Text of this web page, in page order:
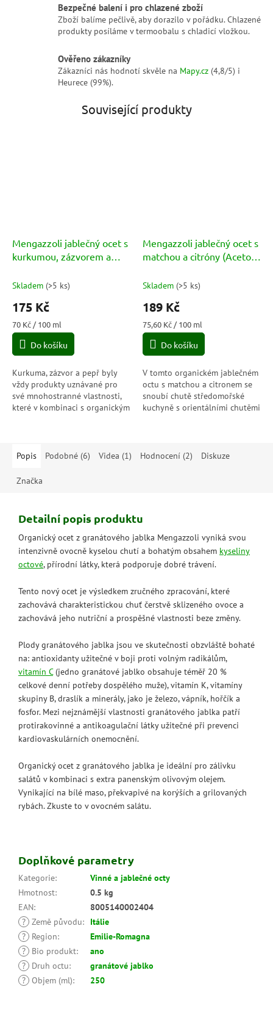
Bezpečné balení i pro chlazené zboží
Zboží balíme pečlivě, aby dorazilo v pořádku. Chlazené
produkty posíláme v termoobalu s chladicí vložkou.
Ověřeno zákazníky
Zákazníci nás hodnotí skvěle na Mapy.cz (4,8/5) i
Heurece (99%).
Související produkty
Mengazzoli jablečný ocet s
kurkumou, zázvorem a
Mele con curcuma,
250ml
Skladem (>5 ks)
175 Kč
Měrná
cena:
70 Kč / 100 ml
Do košíku
Kurkuma, zázvor a pepř byly
vždy produkty uznávané pro
své mnohostranné vlastnosti,
které v kombinaci s organickým
Mengazzoli jablečný ocet s
matchou a citróny (Aceto
Limone) BIO 250ml
Skladem (>5 ks)
189 Kč
Měrná
cena:
75,60 Kč / 100 ml
Do košíku
V tomto organickém jablečném
octu s matchou a citronem se
snoubí chutě středomořské
kuchyně s orientálními chutěmi
Popis
Podobné (6) Videa (1) Hodnocení (2) Diskuze
Značka
Detailní popis produktu
Organický ocet z granátového jablka Mengazzoli vyniká svou
intenzivně ovocně kyselou chutí a bohatým obsahem kyseliny
octové, přírodní látky, která podporuje dobré trávení.
Tento nový ocet je výsledkem zručného zpracování, které
zachovává charakteristickou chuť čerstvě sklizeného ovoce a
zachovává jeho nutriční a prospěšné vlastnosti beze změny.
Plody granátového jablka jsou ve skutečnosti obzvláště bohaté
na: antioxidanty užitečné v boji proti volným radikálům,
vitamín C(jedno granátové jablko obsahuje téměř 20 %
celkové denní potřeby dospělého muže), vitamín K, vitamíny
skupiny B, draslík a minerály, jako je železo, vápník, hořčík a
fosfor. Mezi nejznámější vlastnosti granátového jablka patří
protirakovinné a antikoagulační látky užitečné při prevenci
kardiovaskulárních onemocnění.
Organický ocet z granátového jablka je ideální pro zálivku
salátů v kombinaci s extra panenským olivovým olejem.
Vynikající na bílé maso, překvapivé na korýších a grilovaných
rybách. Zkuste to v ovocném salátu.
Doplňkové parametry
Kategorie:
Vinné a jablečné octy
Hmotnost:
0.5 kg
EAN:
8005140002404
? Země původu:
Itálie
?
Region:
Emilie-Romagna
?
Bio produkt:
ano
?
Druh octu:
granátové jablko
? Objem (ml): 250